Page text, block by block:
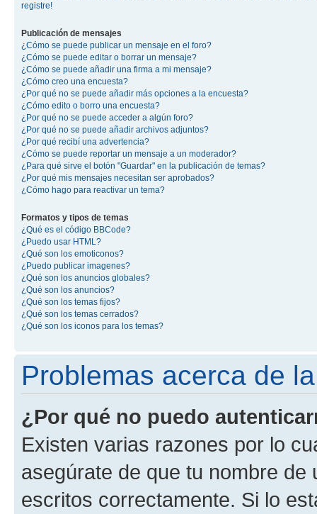
registre!
Publicación de mensajes
¿Cómo se puede publicar un mensaje en el foro?
¿Cómo se puede editar o borrar un mensaje?
¿Cómo se puede añadir una firma a mi mensaje?
¿Cómo creo una encuesta?
¿Por qué no se puede añadir más opciones a la encuesta?
¿Cómo edito o borro una encuesta?
¿Por qué no se puede acceder a algún foro?
¿Por qué no se puede añadir archivos adjuntos?
¿Por qué recibí una advertencia?
¿Cómo se puede reportar un mensaje a un moderador?
¿Para qué sirve el botón "Guardar" en la publicación de temas?
¿Por qué mis mensajes necesitan ser aprobados?
¿Cómo hago para reactivar un tema?
Formatos y tipos de temas
¿Qué es el código BBCode?
¿Puedo usar HTML?
¿Qué son los emoticonos?
¿Puedo publicar imagenes?
¿Qué son los anuncios globales?
¿Qué son los anuncios?
¿Qué son los temas fijos?
¿Qué son los temas cerrados?
¿Qué son los iconos para los temas?
Problemas acerca de
¿Por qué no puedo
Existen varias razones por lo
asegúrate de que tu nombre
escritos correctamente. Si lo